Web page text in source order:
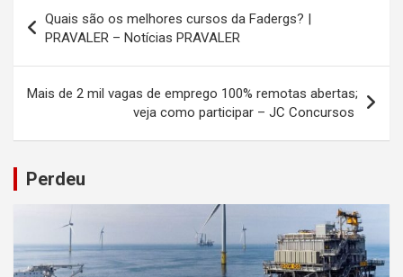
de
Post
Quais são os melhores cursos da Fadergs? |
PRAVALER – Notícias PRAVALER
Mais de 2 mil vagas de emprego 100% remotas abertas;
veja como participar – JC Concursos
Perdeu